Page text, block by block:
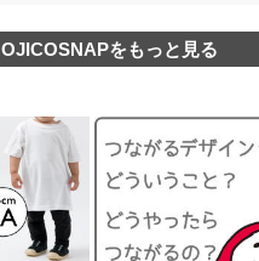
OJICOSNAPをもっと見る